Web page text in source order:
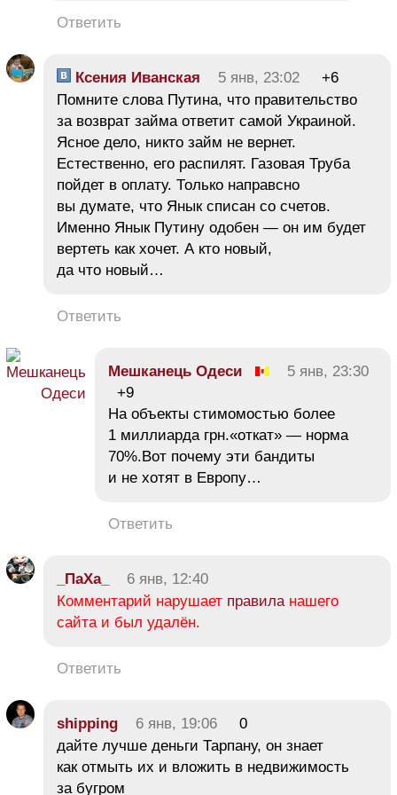
Ответить
Ксения Иванская 5 янв, 23:02
+6
Помните слова Путина, что правительство
за возврат займа ответит самой Украиной.
Ясное дело, никто займ не вернет.
Естественно, его распилят. Газовая Труба
пойдет в оплату. Только направсно
вы думате, что Янык списан со счетов.
Именно Янык Путину одобен — он им будет
вертеть как хочет. А кто новый,
да что новый…
Ответить
Мешканець Одеси
5 янв, 23:30
+9
На объекты стимомостью более
1 миллиарда грн.«откат» — норма
70%.Вот почему эти бандиты
и не хотят в Европу…
Ответить
_ПаХа_
6 янв, 12:40
Комментарий нарушает правила нашего
сайта и был удалён.
Ответить
shipping 6 янв, 19:06
0
дайте лучше деньги Тарпану, он знает
как отмыть их и вложить в недвижимость
за бугром